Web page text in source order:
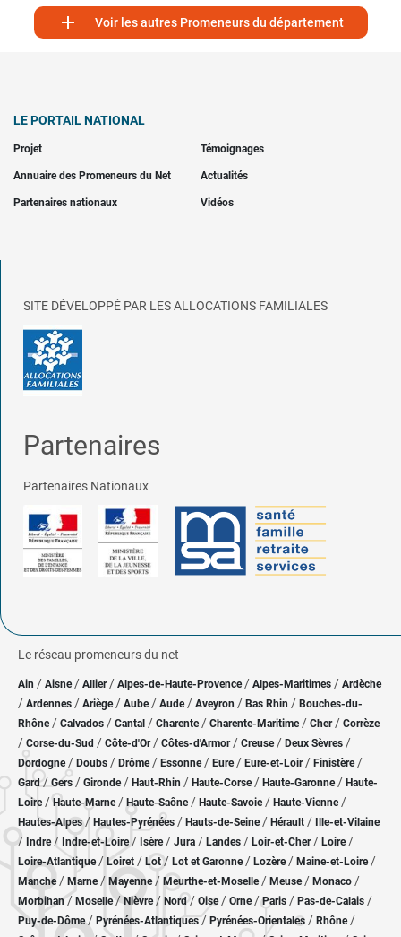
 Voir les autres Promeneurs du département
LE PORTAIL NATIONAL
Projet Témoignages
Annuaire des Promeneurs du Net Actualités
Partenaires nationaux Vidéos
SITE DÉVELOPPÉ PAR LES ALLOCATIONS FAMILIALES
Partenaires
Partenaires Nationaux
Le réseau promeneurs du net
Ain / Aisne/ Allier/ Alpes-de-Haute-Provence / Alpes-Maritimes / Ardèche
/ Ardennes / Ariège/ Aube/ Aude / Aveyron / Bas Rhin / Bouches-du-
Rhône/ Calvados / Cantal / Charente / Charente-Maritime/ Cher / Corrèze
/ Corse-du-Sud / Côte-d'Or / Côtes-d'Armor/ Creuse/ Deux Sèvres /
Dordogne/ Doubs / Drôme/ Essonne / Eure/ Eure-et-Loir / Finistère/
Gard/ Gers / Gironde/ Haut-Rhin / Haute-Corse/ Haute-Garonne/ Haute-
Loire/Haute-Marne/ Haute-Saône/ Haute-Savoie/ Haute-Vienne/
Hautes-Alpes/ Hautes-Pyrénées / Hauts-de-Seine/ Hérault / Ille-et-Vilaine
/ Indre/ Indre-et-Loire/ Isère/ Jura / Landes / Loir-et-Cher/ Loire/
Loire-Atlantique/ Loiret / Lot/ Lot et Garonne/ Lozère / Maine-et-Loire/
Manche/ Marne/ Mayenne/ Meurthe-et-Moselle/ Meuse/ Monaco /
Morbihan/ Moselle/ Nièvre / Nord/ Oise / Orne/Paris / Pas-de-Calais /
Puy-de-Dôme/ Pyrénées-Atlantiques / Pyrénées-Orientales / Rhône/